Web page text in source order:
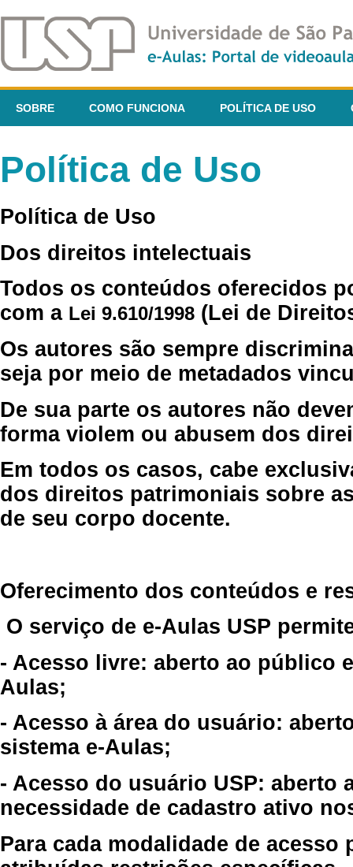
SOBRE COMO FUNCIONA POLÍTICA DE USO
Política de Uso
Política de Uso
Dos direitos intelectuais
Todos os conteúdos oferecidos
com a Lei 9.610/1998 (Lei de
Os autores são sempre
seja por meio de metadados
De sua parte os autores não
forma violem ou abusem dos
Em todos os casos, cabe
dos direitos patrimoniais sobre
de seu corpo docente.
Oferecimento dos conteúdos e
O serviço de e-Aulas USP
- Acesso livre: aberto ao público
Aulas;
- Acesso à área do usuário:
sistema e-Aulas;
- Acesso do usuário USP: aberto
necessidade de cadastro ativo
Para cada modalidade de